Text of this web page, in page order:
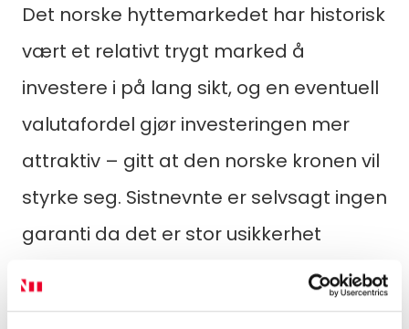
Det norske hyttemarkedet har historisk
vært et relativt trygt marked å
investere i på lang sikt, og en eventuell
valutafordel gjør investeringen mer
attraktiv – gitt at den norske kronen vil
styrke seg. Sistnevnte er selvsagt ingen
garanti da det er stor usikkerhet
angående utviklingen av den norske
kronen i årene som kommer.